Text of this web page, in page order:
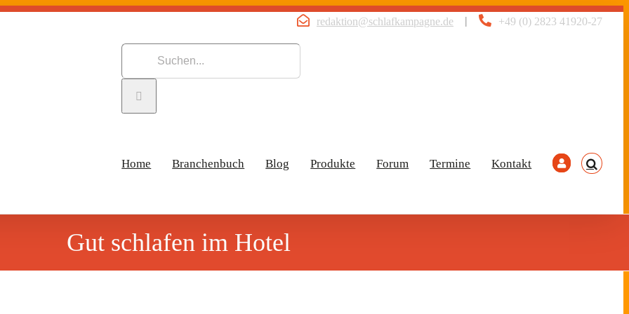
+49 (0) 2823 41920-27
|
redaktion@schlafkampagne.de
Suche
Home Branchenbuch Blog Produkte Forum Termine Kontakt
Gut schlafen im Hotel